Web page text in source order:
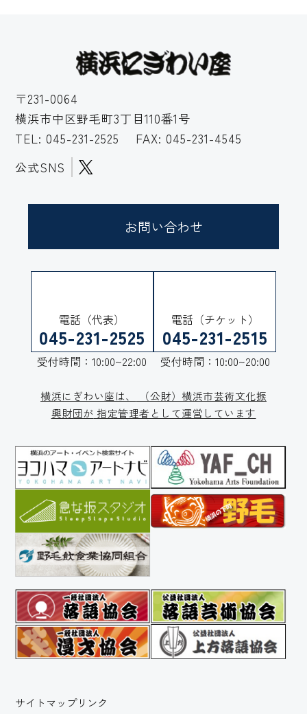
〒231-0064
横浜市中区野毛町3丁目110番1号
TEL: 045-231-2525
FAX: 045-231-4545
公式SNS
お問い合わせ
電話（代表）
045-231-2525
受付時間：10:00~22:00
電話（チケット）
045-231-2515
受付時間：10:00~20:00
横浜にぎわい座は、
（公財）横浜市芸術文化振
興財団が 指定管理者として運営しています
サイトマップリンク